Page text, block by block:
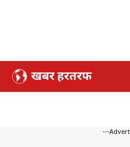
Skip
---